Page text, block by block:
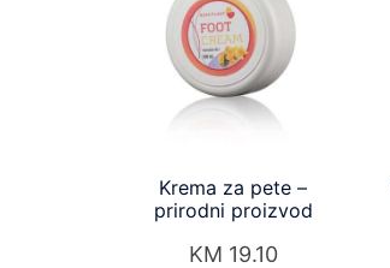
Krema za pete –
prirodni proizvod
KM 19.10